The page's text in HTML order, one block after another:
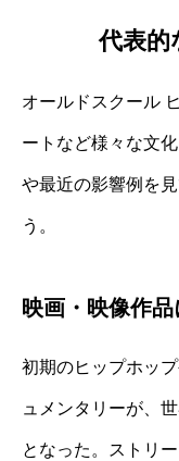
代表的
オールドスクール
ートなど様々な文
や最近の影響例を
う。
映画・映像作
初期のヒップホッ
ュメンタリーが、
となった。ストリ